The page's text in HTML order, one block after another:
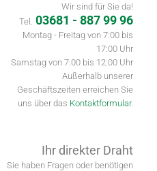
Wir sind für Sie da!
Tel. 03681 - 887 99 96
Montag - Freitag von 7:00 bis
17:00 Uhr
Samstag von 7:00 bis 12:00 Uhr
Außerhalb unserer
Geschäftszeiten erreichen Sie
uns über das Kontaktformular.
Ihr direkter Draht
Sie haben Fragen oder benötigen